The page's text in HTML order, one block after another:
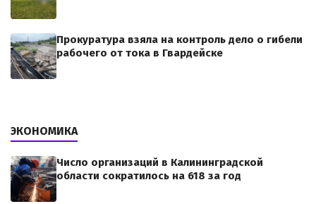
Прокуратура взяла на контроль дело о гибели
рабочего от тока в Гвардейске
ЭКОНОМИКА
Число организаций в Калининградской
области сократилось на 618 за год